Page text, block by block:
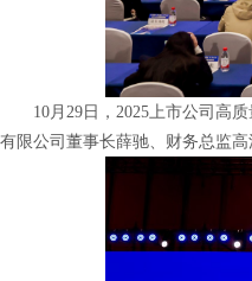
10月29日，2025上市公司高
有限公司董事长薛驰、财务总监